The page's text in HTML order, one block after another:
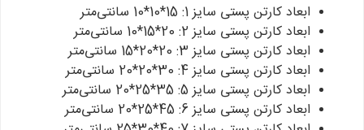
ابعاد کارتن پستی سایز 1: 15*10*10 سانتی‌متر
ابعاد کارتن پستی سایز 2: 20*15*10 سانتی‌متر
ابعاد کارتن پستی سایز 3: 20*20*15 سانتی‌متر
ابعاد کارتن پستی سایز 4: 30*20*20 سانتی‌متر
ابعاد کارتن پستی سایز 5: 35*25*20 سانتی‌متر
ابعاد کارتن پستی سایز 6: 45*25*20 سانتی‌متر